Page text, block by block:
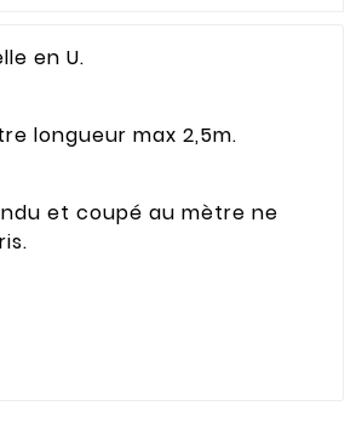
en U.
longueur max 2,5m.
et coupé au mètre ne